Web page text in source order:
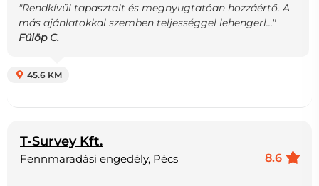
"Rendkívül tapasztalt és megnyugtatóan hozzáértő. A
más ajánlatokkal szemben teljességgel lehengerl..."
Fülöp C.
45.6 KM
T-Survey Kft.
8.6
Fennmaradási engedély, Pécs